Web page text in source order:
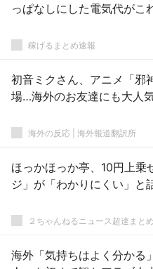
っぱなしにした電気代がこ
稼げるまとめ速報
初音ミクさん、アニメ「邪
場…海外のお友達にも大人
海外の反応 | 海外報道翻訳所
ほっかほっか亭、10円上乗
ジ」が「わかりにくい」
２ちゃんねるニュース超速まと
海外「気持ちはよく分かる